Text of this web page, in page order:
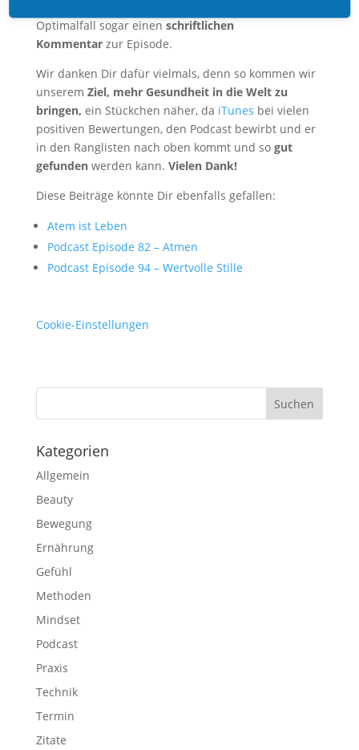
Optimalfall sogar einen schriftlichen
Kommentarzur Episode.
Wir danken Dir dafür vielmals, denn so kommen wir
unserem Ziel, mehr Gesundheit in die Welt zu
bringen, ein Stückchen näher, da iTunes bei vielen
positiven Bewertungen, den Podcast bewirbt und er
in den Ranglisten nach oben kommt und so gut
gefundenwerden kann. Vielen Dank!
Diese Beiträge könnte Dir ebenfalls gefallen:
Atem ist Leben
Podcast Episode 82 – Atmen
Podcast Episode 94 – Wertvolle Stille
Cookie-Einstellungen
Kategorien
Allgemein
Beauty
Bewegung
Ernährung
Gefühl
Methoden
Mindset
Podcast
Praxis
Technik
Termin
Zitate